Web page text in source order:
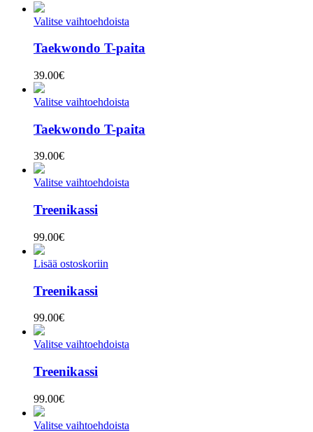
Valitse vaihtoehdoista
Taekwondo T-paita
39.00€
Valitse vaihtoehdoista
Taekwondo T-paita
39.00€
Valitse vaihtoehdoista
Treenikassi
99.00€
Lisää ostoskoriin
Treenikassi
99.00€
Valitse vaihtoehdoista
Treenikassi
99.00€
Valitse vaihtoehdoista